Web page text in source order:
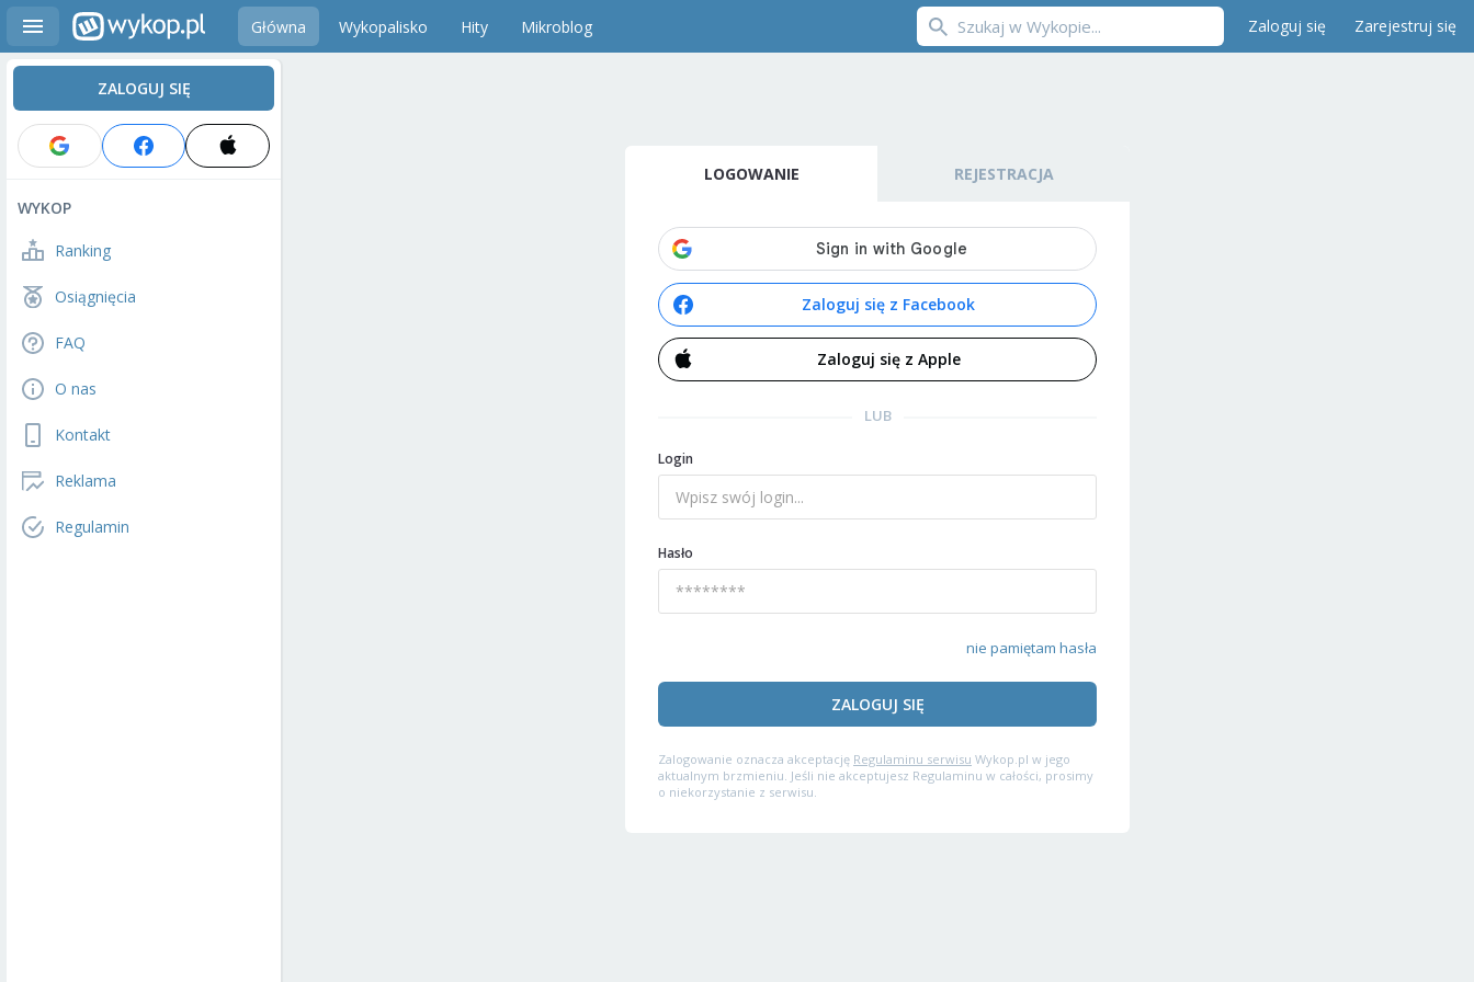
Główna Wykopalisko Hity Mikroblog Zaloguj się Zarejestruj się
ZALOGUJ SIĘ
WYKOP
Ranking
Osiągnięcia
FAQ
O nas
Kontakt
Reklama
Regulamin
LOGOWANIE REJESTRACJA
Zaloguj się z Facebook
Zaloguj się z Apple
LUB
Login
Hasło
nie pamiętam hasła
ZALOGUJ SIĘ
Zalogowanie oznacza akceptację Regulaminu serwisu Wykop.pl w jego
aktualnym brzmieniu. Jeśli nie akceptujesz Regulaminu w całości, prosimy
o niekorzystanie z serwisu.